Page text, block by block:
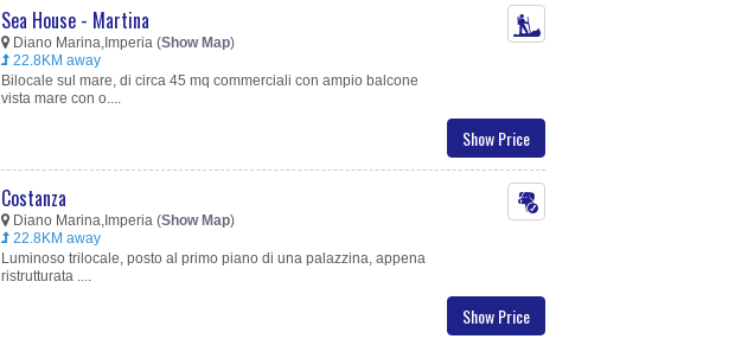
Show Price
Sea House - Martina
Diano Marina,Imperia (Show Map)
22.8KM away
Bilocale sul mare, di circa 45 mq commerciali con ampio balcone
vista mare con o....
Show Price
Costanza
Diano Marina,Imperia (Show Map)
22.8KM away
Luminoso trilocale, posto al primo piano di una palazzina, appena
ristrutturata ....